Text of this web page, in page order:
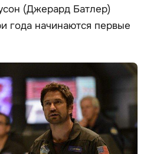
(Джерард Батлер)
года начинаются первые